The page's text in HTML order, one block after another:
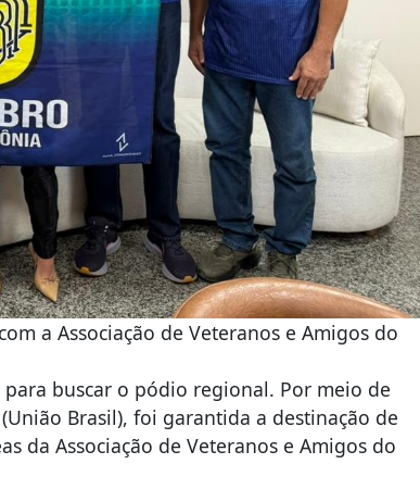
a Associação de Veteranos e Amigos do
buscar o pódio regional. Por meio de
Brasil), foi garantida a destinação de
da Associação de Veteranos e Amigos do